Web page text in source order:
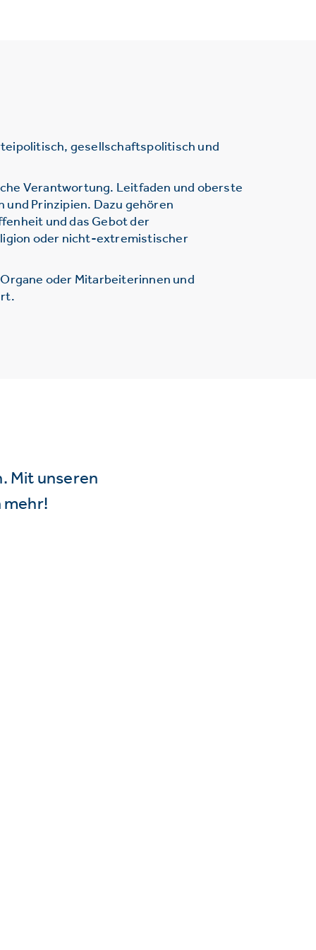
gesellschaftspolitisch und
Verantwortung. Leitfaden und oberste
und Prinzipien. Dazu gehören
und das Gebot der
oder nicht-extremistischer
oder Mitarbeiterinnen und
Mit unseren
mehr!